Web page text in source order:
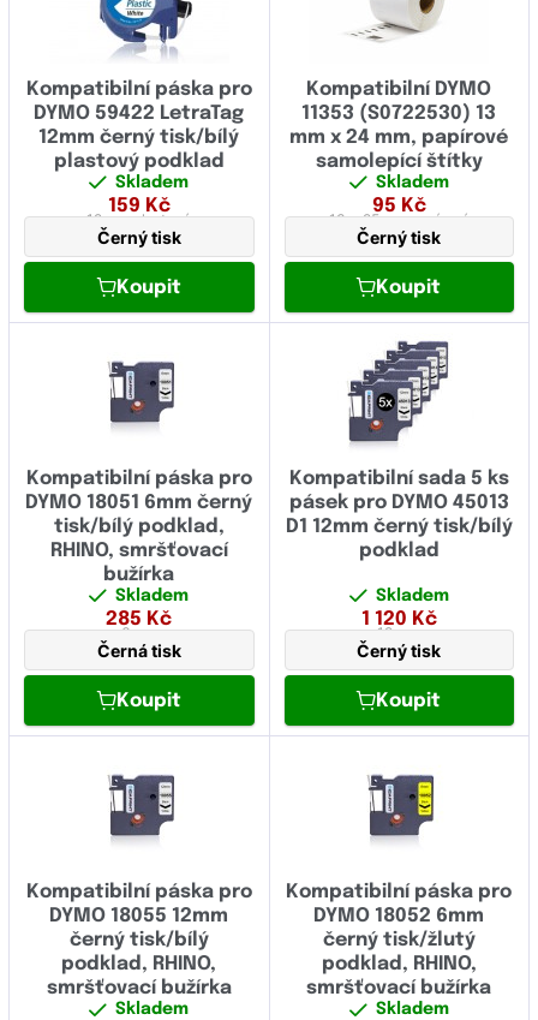
Kompatibilní páska pro
DYMO 59422 LetraTag
12mm černý tisk/bílý
plastový podklad
Skladem
159 Kč
12 mmplastová
Černý tisk
Koupit
Kompatibilní DYMO
11353 (S0722530) 13
mm x 24 mm, papírové
samolepící štítky
Skladem
95 Kč
13 x 25 mmpapírová
Černý tisk
Koupit
Kompatibilní páska pro
DYMO 18051 6mm černý
tisk/bílý podklad,
RHINO, smršťovací
bužírka
Skladem
285 Kč
6 mm
Černá tisk
Koupit
Kompatibilní sada 5 ks
pásek pro DYMO 45013
D1 12mm černý tisk/bílý
podklad
Skladem
1 120 Kč
12 mm
Černý tisk
Koupit
Kompatibilní páska pro
DYMO 18055 12mm
černý tisk/bílý
podklad, RHINO,
smršťovací bužírka
Skladem
Kompatibilní páska pro
DYMO 18052 6mm
černý tisk/žlutý
podklad, RHINO,
smršťovací bužírka
Skladem